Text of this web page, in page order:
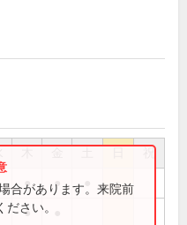
祝
● ●
●
合があります。来院前
さい。